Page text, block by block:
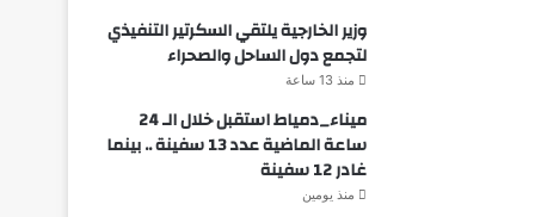
وزير الخارجية يلتقي السكرتير التنفيذي
لتجمع دول الساحل والصحراء
منذ 13 ساعة
ميناء_دمياط استقبل خلال الـ 24
ساعة الماضية عدد 13 سفينة .. بينما
غادر 12 سفينة
منذ يومين